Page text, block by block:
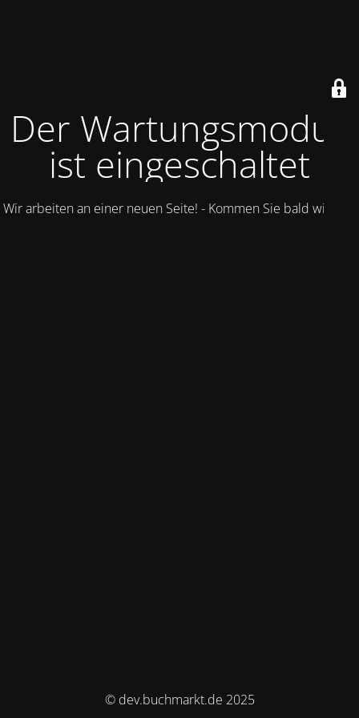
Der Wartungsmodus
ist eingeschaltet
Wir arbeiten an einer neuen Seite! - Kommen Sie bald wieder.
© dev.buchmarkt.de 2025